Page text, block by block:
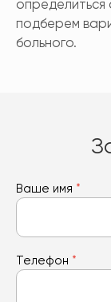
определиться
подберем
больного.
Ваше имя *
Телефон *